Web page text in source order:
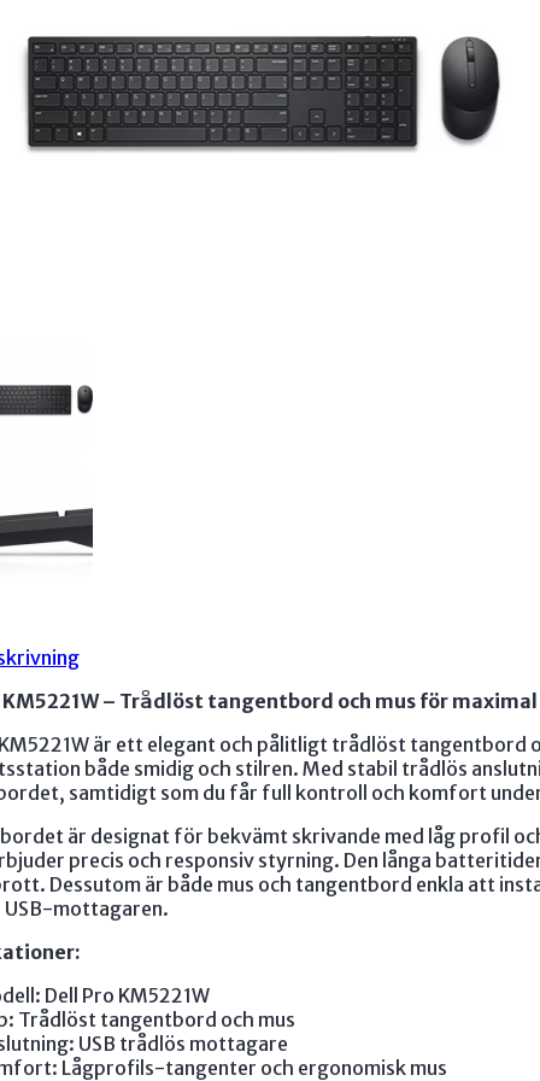
KM5221W – Trådlöst tangentbord och mus för
är ett elegant och pålitligt trådlöst tangentbord
både smidig och stilren. Med stabil trådlös
samtidigt som du får full kontroll och komfort
är designat för bekvämt skrivande med låg profil
precis och responsiv styrning. Den långa
Dessutom är både mus och tangentbord enkla att
mottagaren.
Dell Pro KM5221W
Trådlöst tangentbord och mus
USB trådlös mottagare
Lågprofils-tangenter och ergonomisk mus